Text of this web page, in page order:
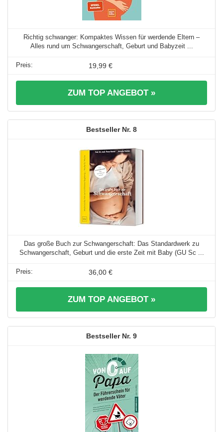
Richtig schwanger: Kompaktes Wissen für werdende Eltern –
Alles rund um Schwangerschaft, Geburt und Babyzeit ...
19,99 €
ZUM TOP ANGEBOT »
8
Das große Buch zur Schwangerschaft: Das Standardwerk zu
Schwangerschaft, Geburt und die erste Zeit mit Baby (GU Sc ...
36,00 €
ZUM TOP ANGEBOT »
9